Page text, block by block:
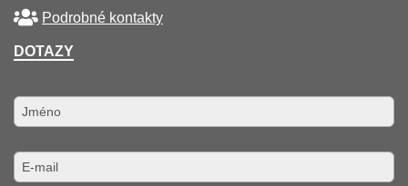
Podrobné kontakty
DOTAZY